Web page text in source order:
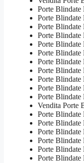
Porte Blindate
Porte Blindate
Porte Blindate
Porte Blindate
Porte Blindate
Porte Blindate
Porte Blindate
Porte Blindate
Porte Blindate
Porte Blindate
Porte Blindate
Vendita Porte
Porte Blindate
Porte Blindate
Porte Blindate
Porte Blindate
Porte Blindate
Porte